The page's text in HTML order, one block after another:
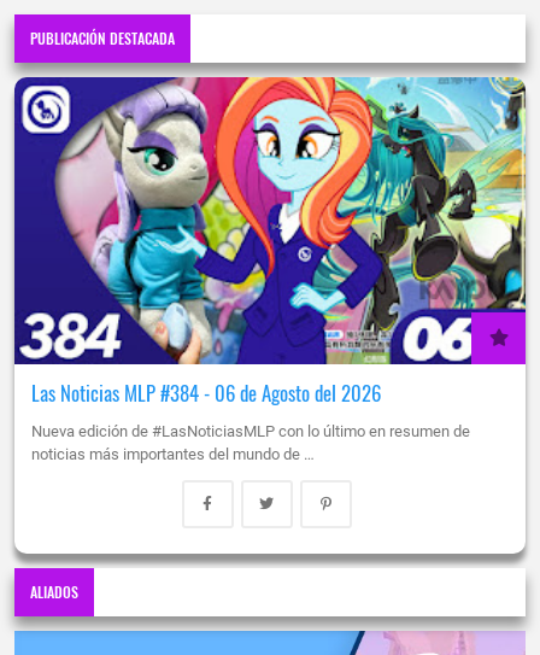
PUBLICACIÓN DESTACADA
Las Noticias MLP #384 - 06 de Agosto del 2026
Nueva edición de #LasNoticiasMLP con lo último en resumen de
noticias más importantes del mundo de …
ALIADOS